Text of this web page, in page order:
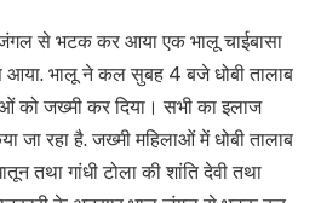
जंगल से भटक कर आया एक भालू चाईबासा
आया. भालू ने कल सुबह 4 बजे धोबी तालाब
को जख्मी कर दिया। सभी का इलाज
जा रहा है. जख्मी महिलाओं में धोबी तालाब
तथा गांधी टोला की शांति देवी तथा